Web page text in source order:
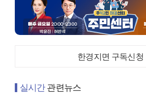
한경지면 구독신청
실시간관련뉴스